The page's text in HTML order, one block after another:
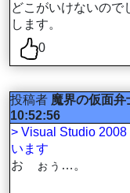
どこがいけないので
します。
0
投稿者 魔界の仮面弁
10:52:56
> Visual Studio
います
お゙ぉぅ…。